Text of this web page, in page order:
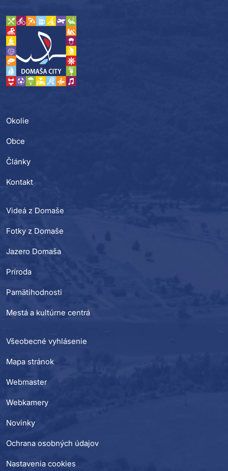
Okolie
Obce
Články
Kontakt
Videá z Domaše
Fotky z Domaše
Jazero Domaša
Príroda
Pamätihodnosti
Mestá a kultúrne centrá
Všeobecné vyhlásenie
Mapa stránok
Webmaster
Webkamery
Novinky
Ochrana osobných údajov
Nastavenia cookies